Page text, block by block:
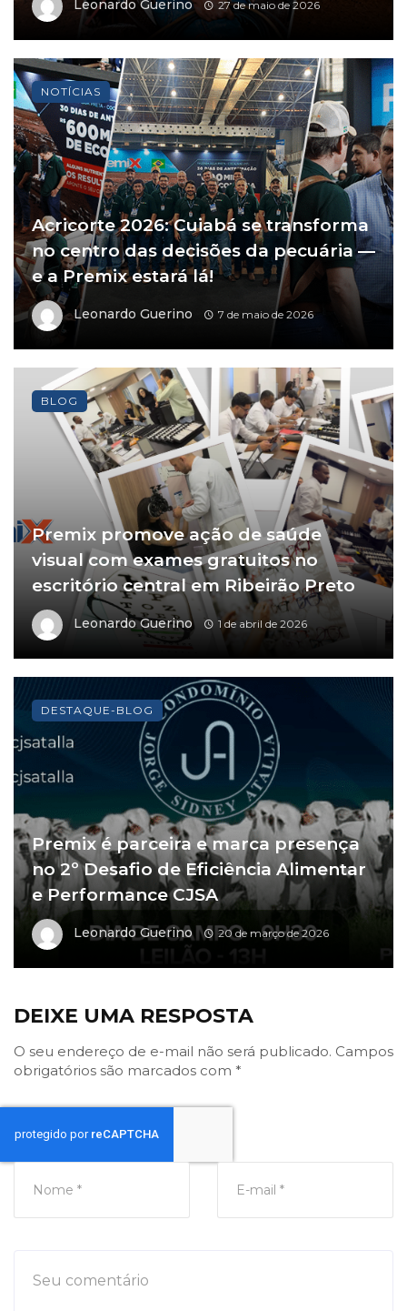
Leonardo Guerino 27 de maio de 2026
Acricorte 2026: Cuiabá se transforma
no centro das decisões da pecuária —
e a Premix estará lá!
Leonardo Guerino 7 de maio de 2026
NOTÍCIAS
Premix promove ação de saúde
visual com exames gratuitos no
escritório central em Ribeirão Preto
Leonardo Guerino 1 de abril de 2026
BLOG
Premix é parceira e marca presença
no 2º Desafio de Eficiência Alimentar
e Performance CJSA
Leonardo Guerino 20 de março de 2026
DESTAQUE-BLOG
DEIXE UMA RESPOSTA
O seu endereço de e-mail não será publicado. Campos
obrigatórios são marcados com *